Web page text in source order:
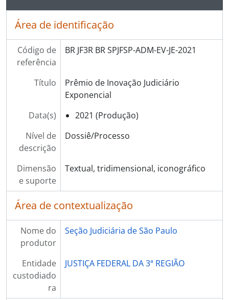
Área de identificação
Código de
referência
BR JF3R BR SPJFSP-ADM-EV-JE-2021
Título
Prêmio de Inovação Judiciário
Exponencial
Data(s)
2021 (Produção)
Nível de
descrição
Dossiê/Processo
Dimensão
e suporte
Textual, tridimensional, iconográfico
Área de contextualização
Nome do
produtor
Seção Judiciária de São Paulo
Entidade
custodiado
ra
JUSTIÇA FEDERAL DA 3ª REGIÃO